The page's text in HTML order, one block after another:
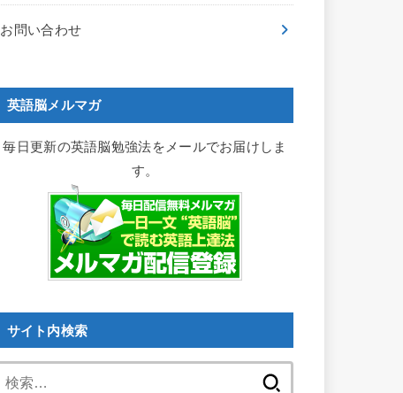
お問い合わせ
英語脳メルマガ
毎日更新の英語脳勉強法をメールでお届けしま
す。
サイト内検索